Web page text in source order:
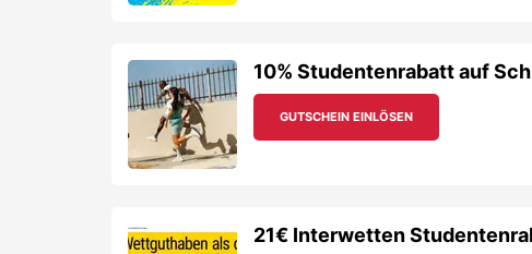
10% Studentenrabatt auf
GUTSCHEIN EINLÖSEN
21€ Interwetten